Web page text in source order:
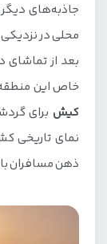
جاذبه‌های
محلی در نزدیکی
بعد از تماشای
خاص این
کیش برای
نمای تاریخی
ذهن مسافران